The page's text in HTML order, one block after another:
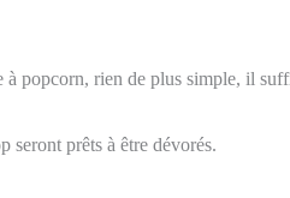
popcorn, rien de plus simple, il
seront prêts à être dévorés.